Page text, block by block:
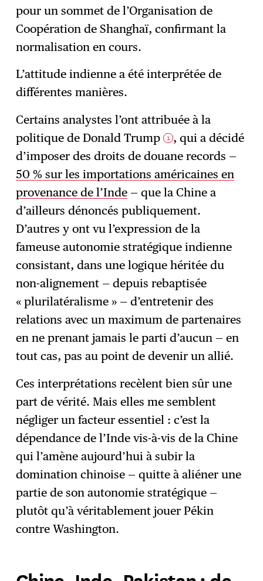
pour un sommet de l’Organisation de
Coopération de Shanghaï, confirmant la
normalisation en cours.
L’attitude indienne a été interprétée de
différentes manières.
Certains analystes l’ont attribuée à la
politique de Donald Trump 1 , qui a décidé
d’imposer des droits de douane records —
50 % sur les importations américaines en
provenance de l’Inde — que la Chine a
d’ailleurs dénoncés publiquement.
D’autres y ont vu l’expression de la
fameuse autonomie stratégique indienne
consistant, dans une logique héritée du
non-alignement — depuis rebaptisée
« plurilatéralisme » — d’entretenir des
relations avec un maximum de partenaires
en ne prenant jamais le parti d’aucun — en
tout cas, pas au point de devenir un allié.
Ces interprétations recèlent bien sûr une
part de vérité. Mais elles me semblent
négliger un facteur essentiel : c’est la
dépendance de l’Inde vis-à-vis de la Chine
qui l’amène aujourd’hui à subir la
domination chinoise — quitte à aliéner une
partie de son autonomie stratégique —
plutôt qu’à véritablement jouer Pékin
contre Washington.